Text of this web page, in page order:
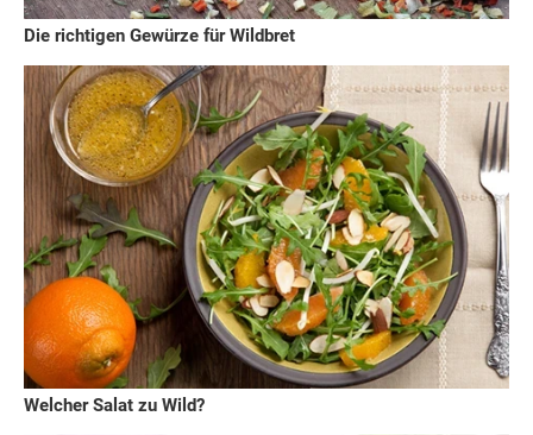
Die richtigen Gewürze für Wildbret
Welcher Salat zu Wild?